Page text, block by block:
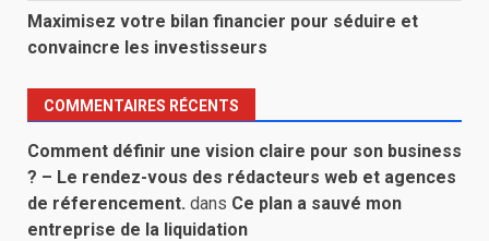
Maximisez votre bilan financier pour séduire et
convaincre les investisseurs
COMMENTAIRES RÉCENTS
Comment définir une vision claire pour son business
? – Le rendez-vous des rédacteurs web et agences
de réferencement. dans Ce plan a sauvé mon
entreprise de la liquidation